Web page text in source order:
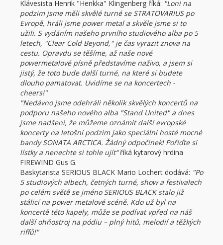
Klávesista Henrik "Henkka" Klingenberg říká: "Loni na
podzim jsme měli skvělé turné se STRATOVARIUS po
Evropě, hráli jsme power metal a skvěle jsme si to
užili. S vydáním našeho prvního studiového alba po 5
letech, "Clear Cold Beyond," je čas vyrazit znova na
cestu. Opravdu se těšíme, až naše nové
powermetalové písně představíme naživo, a jsem si
jistý, že toto bude další turné, na které si budete
dlouho pamatovat. Uvidíme se na koncertech -
cheers!"
"Nedávno jsme odehráli několik skvělých koncertů na
podporu našeho nového alba "Stand United" a dnes
jsme nadšeni, že můžeme oznámit další evropské
koncerty na letošní podzim jako speciální hosté mocné
bandy SONATA ARCTICA. Žádný odpočinek! Pořiďte si
lístky a nenechte si tohle ujít“říká kytarový hrdina
FIREWIND Gus G.
Baskytarista SERIOUS BLACK Mario Lochert dodává: "Po
5 studiových albech, četných turné, show a festivalech
po celém světě se jméno SERIOUS BLACK stalo již
stálicí na power metalové scéně. Kdo už byl na
koncertě této kapely, může se podívat vpřed na náš
další ohňostroj na pódiu – plný hitů, melodií a těžkých
riffů!"